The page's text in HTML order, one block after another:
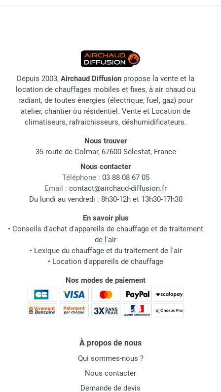
Depuis 2003, Airchaud Diffusion propose la vente et la
location de chauffages mobiles et fixes, à air chaud ou
radiant, de toutes énergies (électrique, fuel, gaz) pour
atelier, chantier ou résidentiel. Vente et Location de
climatiseurs, rafraichisseurs, déshumidificateurs.
Nous trouver
35 route de Colmar, 67600 Sélestat, France
Nous contacter
Téléphone : 03 88 08 67 05
Email : contact@airchaud-diffusion.fr
Du lundi au vendredi : 8h30-12h et 13h30-17h30
En savoir plus
• Conseils d'achat d'appareils de chauffage et de traitement
de l'air
• Lexique du chauffage et du traitement de l'air
• Location d'appareils de chauffage
Nos modes de paiement
À propos de nous
Qui sommes-nous ?
Nous contacter
Demande de devis